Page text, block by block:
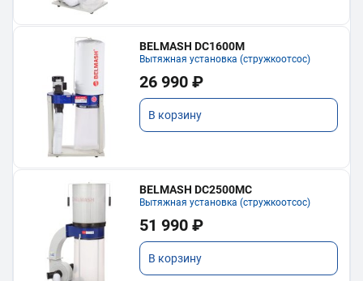
BELMASH DC1600M
Вытяжная установка (стружкоотсос)
26 990 ₽
В корзину
BELMASH DC2500MC
Вытяжная установка (стружкоотсос)
51 990 ₽
В корзину